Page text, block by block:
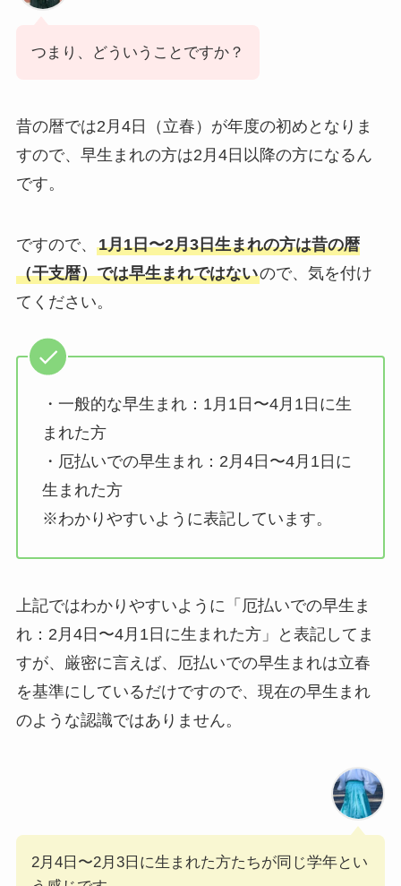
つまり、どういうことですか？
昔の暦では2月4日（立春）が年度の初めとなりま
すので、早生まれの方は2月4日以降の方になるん
です。
ですので、 1月1日〜2月3日生まれの方は昔の暦
（干支暦）では早生まれではないので、気を付け
てください。
・一般的な早生まれ：1月1日〜4月1日に生
まれた方
・厄払いでの早生まれ：2月4日〜4月1日に
生まれた方
※わかりやすいように表記しています。
上記ではわかりやすいように「厄払いでの早生ま
れ：2月4日〜4月1日に生まれた方」と表記してま
すが、厳密に言えば、厄払いでの早生まれは立春
を基準にしているだけですので、現在の早生まれ
のような認識ではありません。
2月4日〜2月3日に生まれた方たちが同じ学年とい